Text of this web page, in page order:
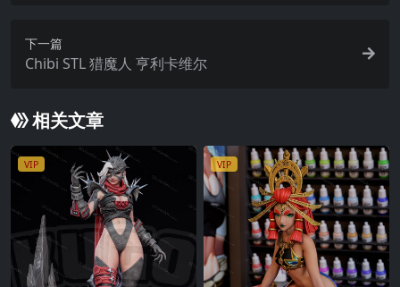
下一篇
Chibi STL 猎魔人 亨利卡维尔
相关文章
VIP VIP